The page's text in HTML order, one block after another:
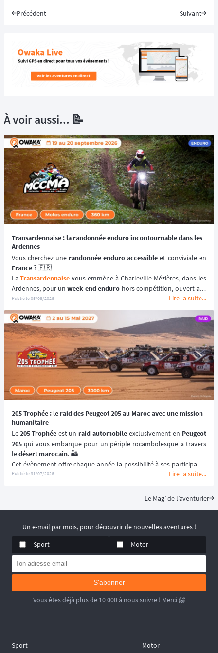
Précédent Suivant
À voir aussi... 📝
Transardennaise : la randonnée enduro incontournable dans les
Ardennes
Vous cherchez une randonnée enduro accessible
France ? 🇫🇷
La Transardennaise vous emmène à Charleville-Mézières, dans les
Ardennes, pour un week-end enduro hors compétition, ouvert aux
motos enduro, trail et trial dès 125 cm³. 🏍️
Portée par le Moto Club de Charleville-Mézières en Ardennes
(MCCMA) depuis plus de 30 éditions, cette
aventure moto mise sur
le plaisir de rouler plutôt que sur la performance chronométrée.
📆 Prochaines dates : du 19 au 20 Septembre 2026.
Publié le05/08/2026 Lire la suite...
205 Trophée : le raid des Peugeot 205 au Maroc avec une mission
humanitaire
Le 205 Trophée est un raid automobile exclusivement en Peugeot
205 qui vous embarque pour un périple rocambolesque à travers
le désert marocain. 🏜️
Cet évènement offre chaque année la possibilité à ses participants
de (re)découvrir le Maroc en traversant ses paysages les plus
premiers rallye-raids , le
205
📆 Prochaines dates : du 2 au 15 Mai 2027.
Publié le31/07/2026 Lire la suite...
Le Mag’ de l’aventurier
Un e-mail par mois, pour découvrir de nouvelles aventures !
Sport
Motor
S'abonner
Vous êtes déjà plus de 10 000 à nous suivre ! Merci 🤗
Sport Motor